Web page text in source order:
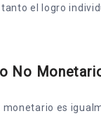
el logro
No
monetario es